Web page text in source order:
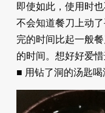
即使如此，使用时
不会知道餐刀上动
完的时间比起一般
的时间。想好好爱惜
■ 用钻了洞的汤匙喝